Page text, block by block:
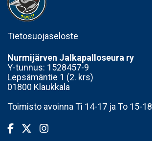
Tietosuojaseloste
Nurmijärven Jalkapalloseura ry
Y-tunnus: 1528457-9
Lepsämäntie 1 (2. krs)
01800 Klaukkala
Toimisto avoinna Ti 14-17 ja To 15-18